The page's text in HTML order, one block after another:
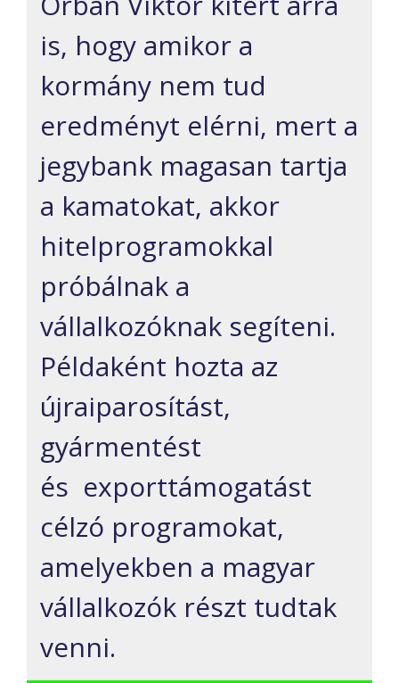
is, hogy amikor a
kormány nem tud
eredményt elérni, mert a
jegybank magasan tartja
a kamatokat, akkor
hitelprogramokkal
próbálnak a
vállalkozóknak segíteni.
Példaként hozta az
újraiparosítást,
gyármentést
és exporttámogatást
célzó programokat,
amelyekben a magyar
vállalkozók részt tudtak
venni.